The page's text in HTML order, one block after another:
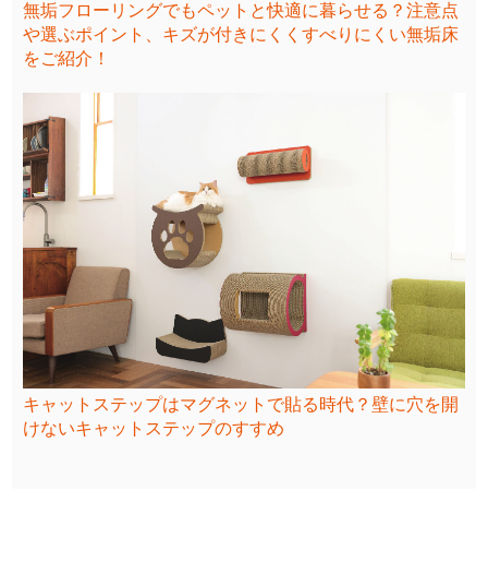
無垢フローリングでもペットと快適に暮らせる？注意点
や選ぶポイント、キズが付きにくくすべりにくい無垢床
をご紹介！
キャットステップはマグネットで貼る時代？壁に穴を開
けないキャットステップのすすめ